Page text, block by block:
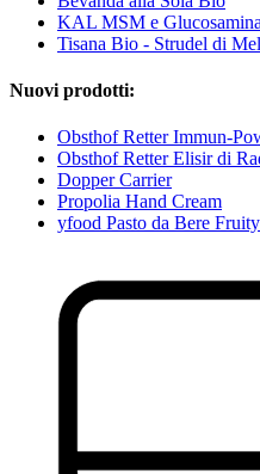
KAL MSM e
Tisana Bio - Strudel di
Nuovi prodotti:
Obsthof Retter Immun-
Obsthof Retter Elisir di
Dopper Carrier
Propolia Hand Cream
yfood Pasto da Bere